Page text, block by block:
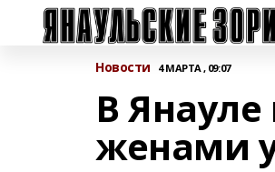
Новости 4 МАРТА , 09:07
В
женами